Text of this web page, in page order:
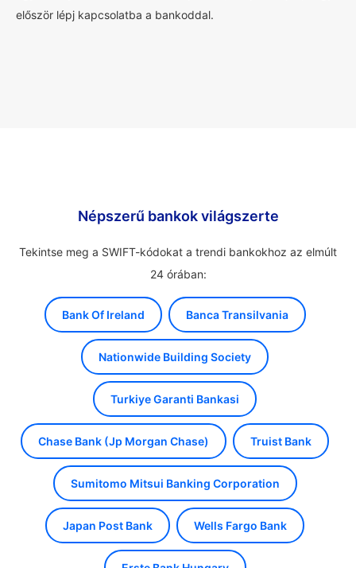
először lépj kapcsolatba a bankoddal.
Népszerű bankok világszerte
Tekintse meg a SWIFT-kódokat a trendi bankokhoz az elmúlt
24 órában:
Bank Of Ireland Banca Transilvania
Nationwide Building Society
Turkiye Garanti Bankasi
Chase Bank (Jp Morgan Chase) Truist Bank
Sumitomo Mitsui Banking Corporation
Japan Post Bank Wells Fargo Bank